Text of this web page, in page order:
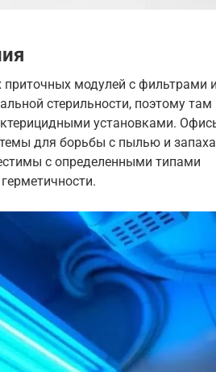
модулей с фильтрами
стерильности, поэтому там
установками.
для борьбы с пылью и
с определенными типами